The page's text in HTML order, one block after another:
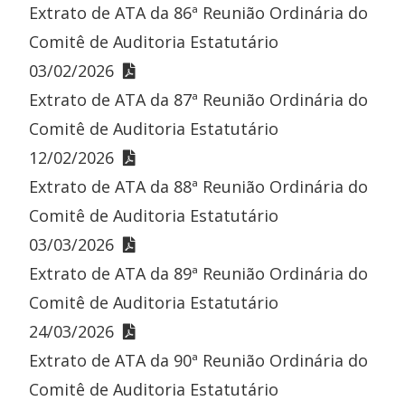
Extrato de ATA da 86ª Reunião Ordinária do
Comitê de Auditoria Estatutário
03/02/2026
Extrato de ATA da 87ª Reunião Ordinária do
Comitê de Auditoria Estatutário
12/02/2026
Extrato de ATA da 88ª Reunião Ordinária do
Comitê de Auditoria Estatutário
03/03/2026
Extrato de ATA da 89ª Reunião Ordinária do
Comitê de Auditoria Estatutário
24/03/2026
Extrato de ATA da 90ª Reunião Ordinária do
Comitê de Auditoria Estatutário